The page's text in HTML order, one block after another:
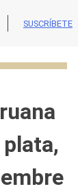
SUSCRÍBETE